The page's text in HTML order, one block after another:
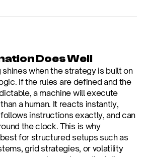
Does Well
when the strategy is built on
If the rules are defined and the
a machine will execute
a human. It reacts instantly,
instructions exactly, and can
the clock. This is why
for structured setups such as
grid strategies, or volatility